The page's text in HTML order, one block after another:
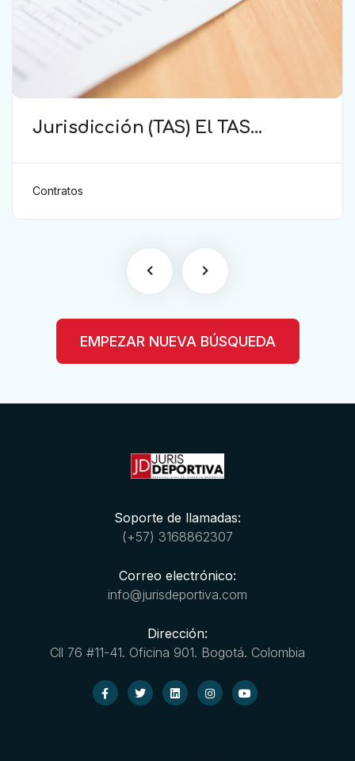
Jurisdicción (TAS) El TAS
cláusula de sumisión
jurisdiccional en el contrato del
Contratos
EMPEZAR NUEVA BÚSQUEDA
Soporte de llamadas:
(+57) 3168862307
Correo electrónico:
info@jurisdeportiva.com
Dirección:
Cll 76 #11-41. Oficina 901. Bogotá. Colombia